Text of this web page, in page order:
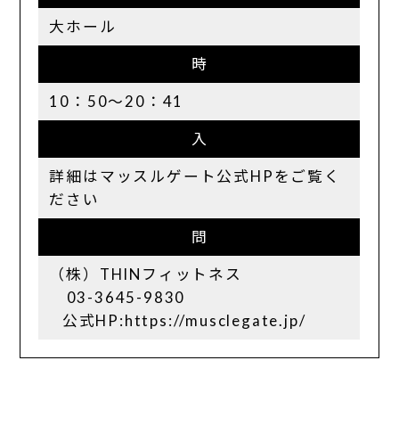
大ホール
時
10：50〜20：41
入
詳細はマッスルゲート公式HPをご覧く
ださい
問
（株）THINフィットネス
03-3645-9830
公式HP:https://musclegate.jp/